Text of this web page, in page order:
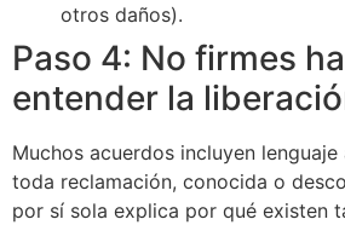
otros daños).
Paso 4: No firmes
entender la
Muchos acuerdos incluyen
toda reclamación, conocida o
por sí sola explica por qué existen